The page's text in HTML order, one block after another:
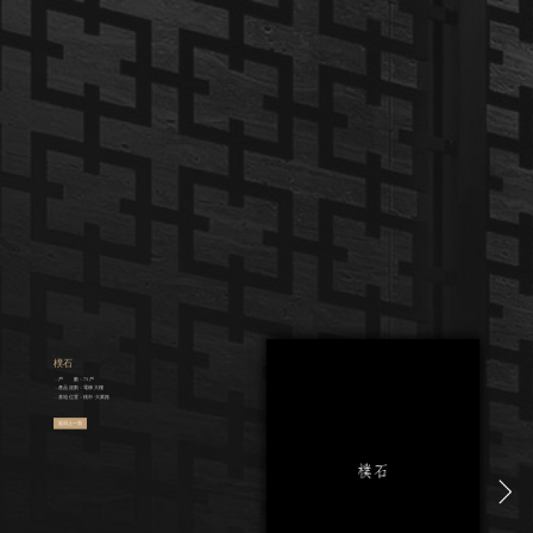
樸石
．戶 數：73戶
．產品規劃：電梯大樓
．基地位置：桃市‧大業路
返回上一頁